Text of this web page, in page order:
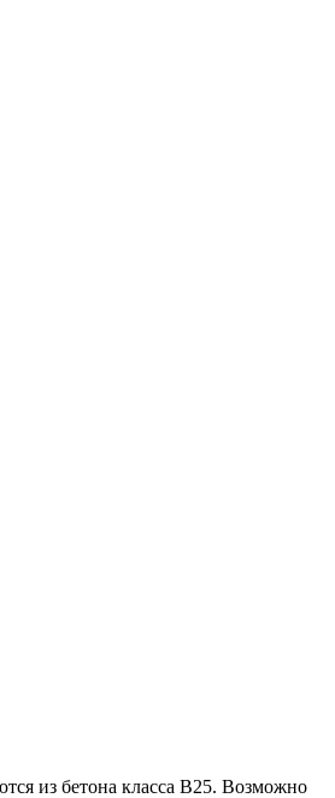
из бетона класса В25. Возможно